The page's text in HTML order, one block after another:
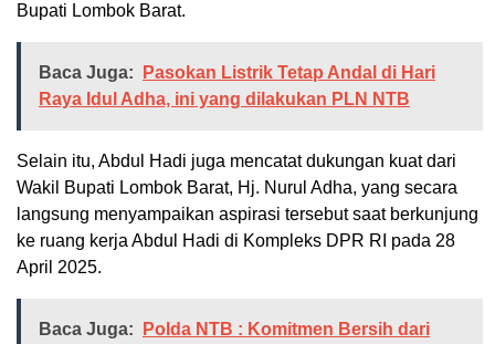
Bupati Lombok Barat.
Baca Juga:
Pasokan Listrik Tetap Andal di Hari
Raya Idul Adha, ini yang dilakukan PLN NTB
Selain itu, Abdul Hadi juga mencatat dukungan kuat dari
Wakil Bupati Lombok Barat, Hj. Nurul Adha, yang secara
langsung menyampaikan aspirasi tersebut saat berkunjung
ke ruang kerja Abdul Hadi di Kompleks DPR RI pada 28
April 2025.
Baca Juga:
Polda NTB : Komitmen Bersih dari